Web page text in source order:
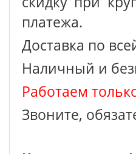
платежа.
Доставка по
Наличный и
Работаем
Звоните,